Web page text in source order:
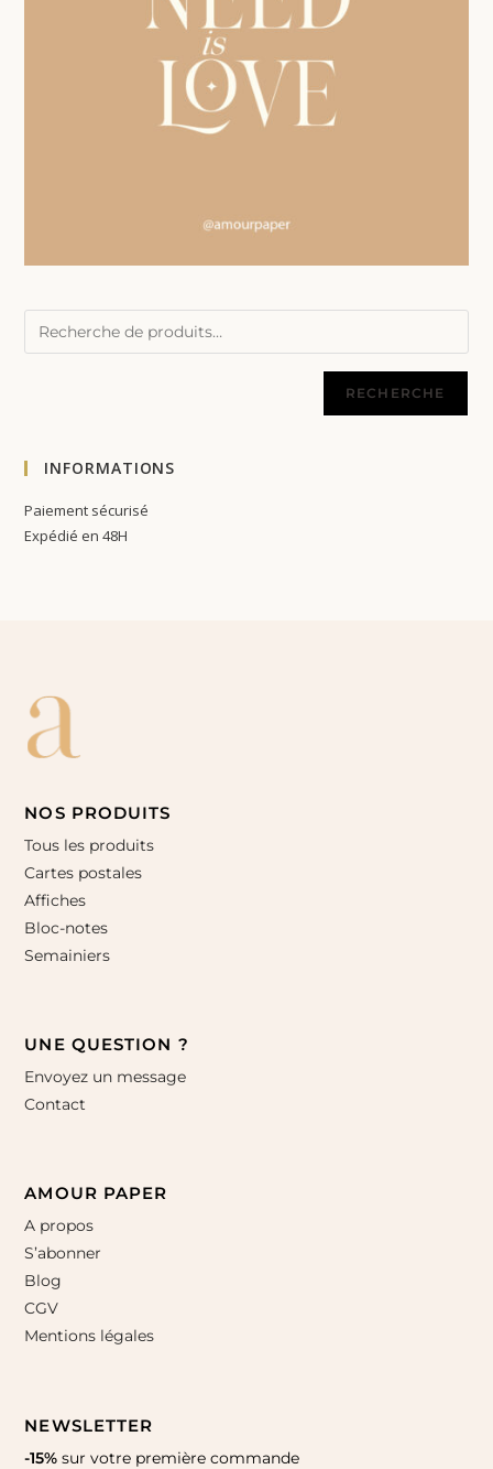
RECHERCHE
INFORMATIONS
Paiement sécurisé
Expédié en 48H
NOS PRODUITS
Tous les produits
Cartes postales
Affiches
Bloc-notes
Semainiers
UNE QUESTION ?
Envoyez un message
Contact
AMOUR PAPER
A propos
S’abonner
Blog
CGV
Mentions légales
NEWSLETTER
-15% sur votre première commande